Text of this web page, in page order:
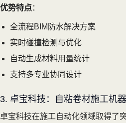
优势特点：
全流程BIM防水解决方案
实时碰撞检测与优化
自动生成材料用量统计
支持多专业协同设计
3. 卓宝科技：自粘卷材施工机
卓宝科技在施工自动化领域取得了